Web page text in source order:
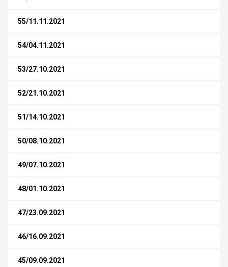
55/11.11.2021
54/04.11.2021
53/27.10.2021
52/21.10.2021
51/14.10.2021
50/08.10.2021
49/07.10.2021
48/01.10.2021
47/23.09.2021
46/16.09.2021
45/09.09.2021